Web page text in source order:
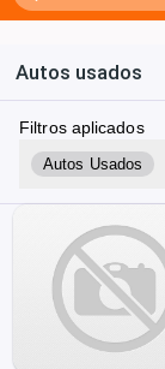
Autos usados
Filtros aplicados
Autos Usados